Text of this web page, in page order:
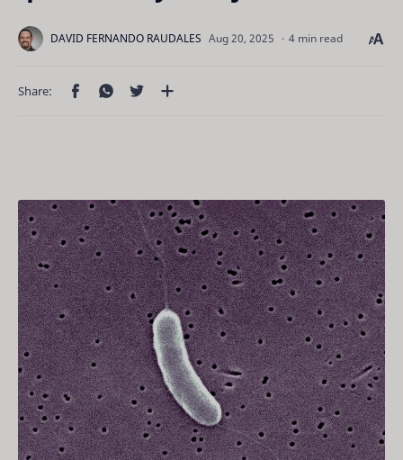
4 min read